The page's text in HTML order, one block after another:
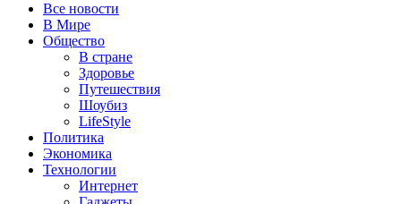
Все новости
В Мире
Общество
В стране
Здоровье
Путешествия
Шоубиз
LifeStyle
Политика
Экономика
Технологии
Интернет